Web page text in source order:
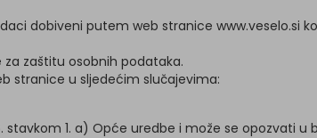
dobiveni putem web stranice www.veselo.si
zaštitu osobnih podataka.
stranice u sljedećim slučajevima:
stavkom 1. a) Opće uredbe i može se opozvati